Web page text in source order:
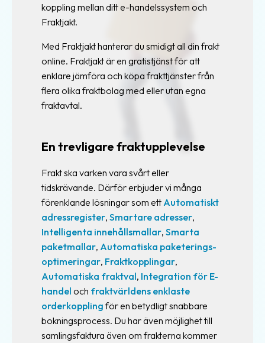
koppling mellan ditt e-handelssystem och
Fraktjakt.
Med Fraktjakt hanterar du smidigt all din frakt
online. Fraktjakt är en gratistjänst för att
enklare jämföra och köpa frakttjänster från
flera olika fraktbolag med eller utan egna
fraktavtal.
En trevligare fraktupplevelse
Frakt ska varken vara svårt eller
tidskrävande. Därför erbjuder vi många
förenklande lösningar som ett Automatiskt
adressregister, Smartare adresser,
Intelligenta innehållsmallar, Smarta
paketmallar, Automatiska paketerings-
optimeringar, Fraktkopplingar,
Automatiska fraktval, Integration för E-
handel och fraktvärldens enklaste
orderkoppling för en betydligt snabbare
bokningsprocess. Du har även möjlighet till
samlingsfaktura även om frakterna kommer